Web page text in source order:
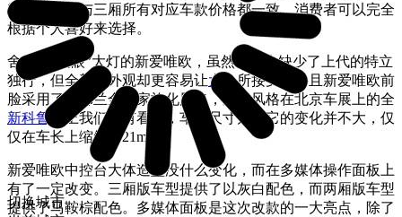
间，其两厢与三厢所有对应车款价格都一致，消费者可以完全
根据个人喜好来选择。
舍弃了“四眼”大灯的新爱唯欧，虽然看上去缺少了上代的特立
独行，但全新的外观却更容易让大众所接受。并且新爱唯欧前
脸采用了雪佛兰全新家族化风格，这种风格在北京车展上的全
新科鲁兹
上我们也有看到，车身尺寸方面它的变化并不大，仅
仅在车长上缩短了21mm。
新爱唯欧中控台大体造型没什么变化，而在多媒体操作面板上
有了一定改变。三厢版车型提供了以灰白配色，而两厢版车型
提供了马鞍棕配色。 多媒体面板是这次改款的一大亮点，除了
切换城市